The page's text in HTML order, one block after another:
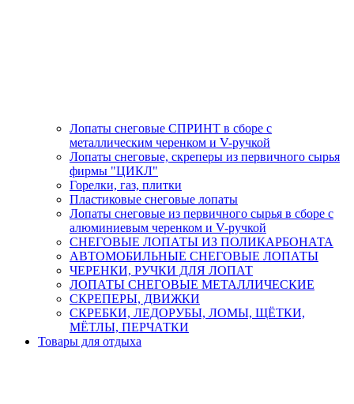
Лопаты снеговые СПРИНТ в сборе с
металлическим черенком и V-ручкой
Лопаты снеговые, скреперы из первичного сырья
фирмы "ЦИКЛ"
Горелки, газ, плитки
Пластиковые снеговые лопаты
Лопаты снеговые из первичного сырья в сборе с
алюминиевым черенком и V-ручкой
СНЕГОВЫЕ ЛОПАТЫ ИЗ ПОЛИКАРБОНАТА
АВТОМОБИЛЬНЫЕ СНЕГОВЫЕ ЛОПАТЫ
ЧЕРЕНКИ, РУЧКИ ДЛЯ ЛОПАТ
ЛОПАТЫ СНЕГОВЫЕ МЕТАЛЛИЧЕСКИЕ
СКРЕПЕРЫ, ДВИЖКИ
СКРЕБКИ, ЛЕДОРУБЫ, ЛОМЫ, ЩЁТКИ,
МЁТЛЫ, ПЕРЧАТКИ
Товары для отдыха